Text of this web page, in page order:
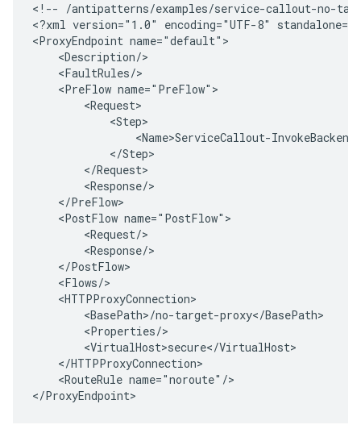
< !-- /antipatterns/examples/service-callout-no-
<?xml version="1.0" encoding="UTF-8"
<ProxyEndpoint name="default"
    <Description/>
    <FaultRules/>
    <PreFlow name="PreFlow">
        <Request>
            <Step>
<Name>ServiceCallout-
            </Step>
        </Request>
        <Response/>
    </PreFlow>
    <PostFlow name="PostFlow">
        <Request/>
        <Response/>
    </PostFlow>
    <Flows/>
    <HTTPProxyConnection>
        <BasePath>/no-target-proxy</BasePath>
        <Properties/>
        <VirtualHost>secure</VirtualHost>
    </HTTPProxyConnection>
    <RouteRule name="noroute"/>
</ProxyEndpoint>